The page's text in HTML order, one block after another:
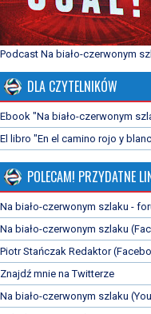
Podcast Na biało-czerwonym
DLA CZYTELNIKÓW
Ebook "Na biało-czerwonym
El libro "En el camino rojo y
POLECAM! PRZYDATNE
Na biało-czerwonym szlaku -
Na biało-czerwonym szlaku
Piotr Stańczak Redaktor
Znajdź mnie na Twitterze
Na biało-czerwonym szlaku